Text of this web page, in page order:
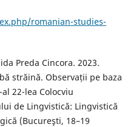
romanian-studies-
Preda Cincora. 2023.
străină. Observații pe baza
22-lea Colocviu
de Lingvistică: Lingvistică
(Bucureşti, 18–19